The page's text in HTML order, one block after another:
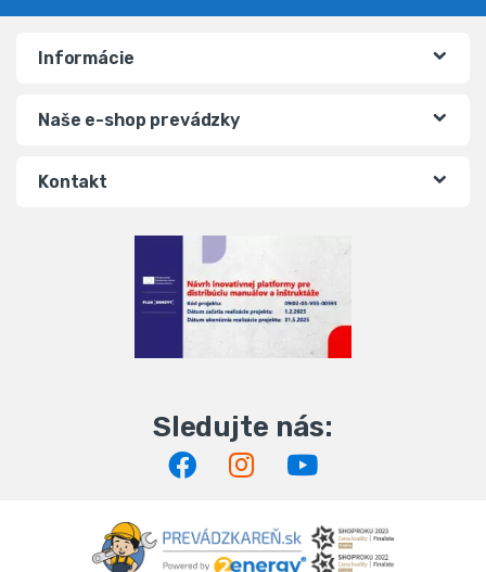
Informácie
Naše e-shop prevádzky
Kontakt